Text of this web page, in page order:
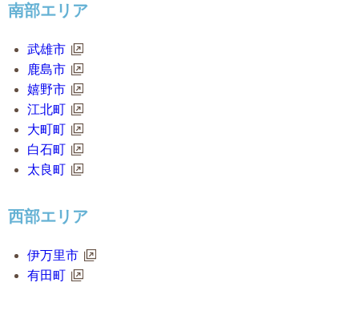
南部エリア
武雄市
鹿島市
嬉野市
江北町
大町町
白石町
太良町
西部エリア
伊万里市
有田町